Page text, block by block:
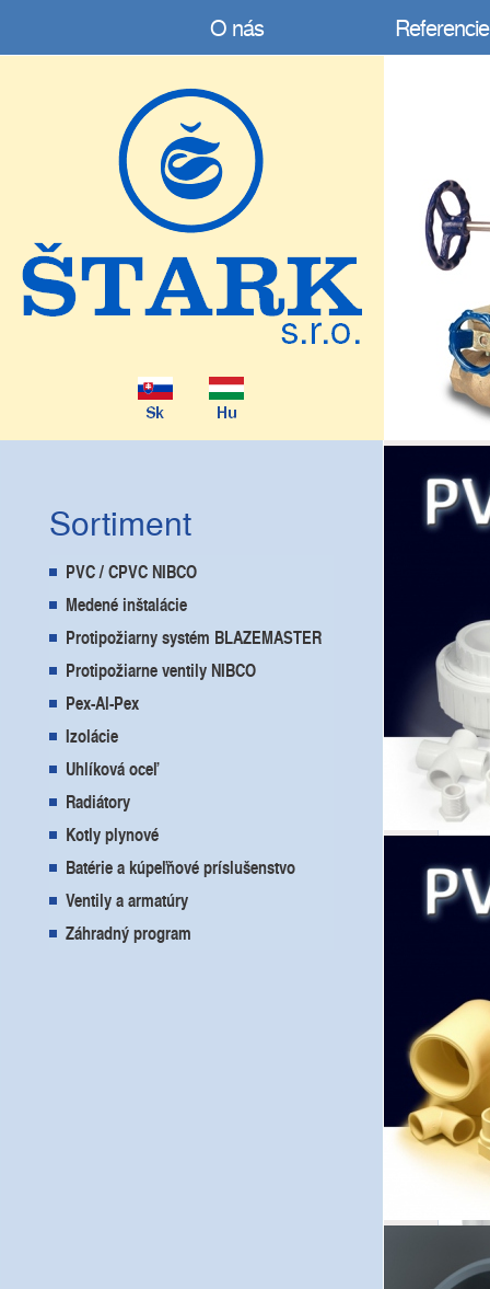
O nás Referencie
Sortiment
PVC / CPVC NIBCO
Medené inštalácie
Protipožiarny systém BLAZEMASTER
Protipožiarne ventily NIBCO
Pex-Al-Pex
Izolácie
Uhlíková oceľ
Radiátory
Kotly plynové
Batérie a kúpeľňové príslušenstvo
Ventily a armatúry
Záhradný program